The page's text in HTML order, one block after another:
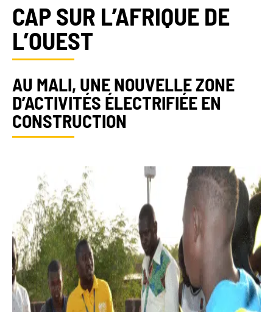
CAP SUR L’AFRIQUE DE
L’OUEST
AU MALI, UNE NOUVELLE ZONE
D’ACTIVITÉS ÉLECTRIFIÉE EN
CONSTRUCTION